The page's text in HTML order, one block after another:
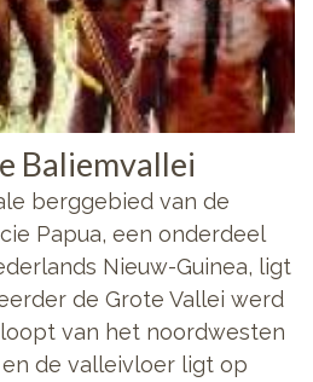
Baliemvallei
berggebied van de
Papua, een onderdeel
Nieuw-Guinea, ligt
de Grote Vallei werd
van het noordwesten
de valleivloer ligt op